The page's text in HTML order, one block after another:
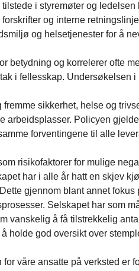
tilstede i styremøter og
og interne
og helsetjenester for å
betydning og korrelerer ofte
i fellesskap. Undersøkelsen
sikkerhet, helse og
arbeidsplasser. Policyen
forventingene til alle
risikofaktorer for mulige
har i alle år hatt en skjev
gjennom blant annet
Selskapet har som
vanskelig å få tilstrekkelig
holde god oversikt over
våre ansatte på verksted er